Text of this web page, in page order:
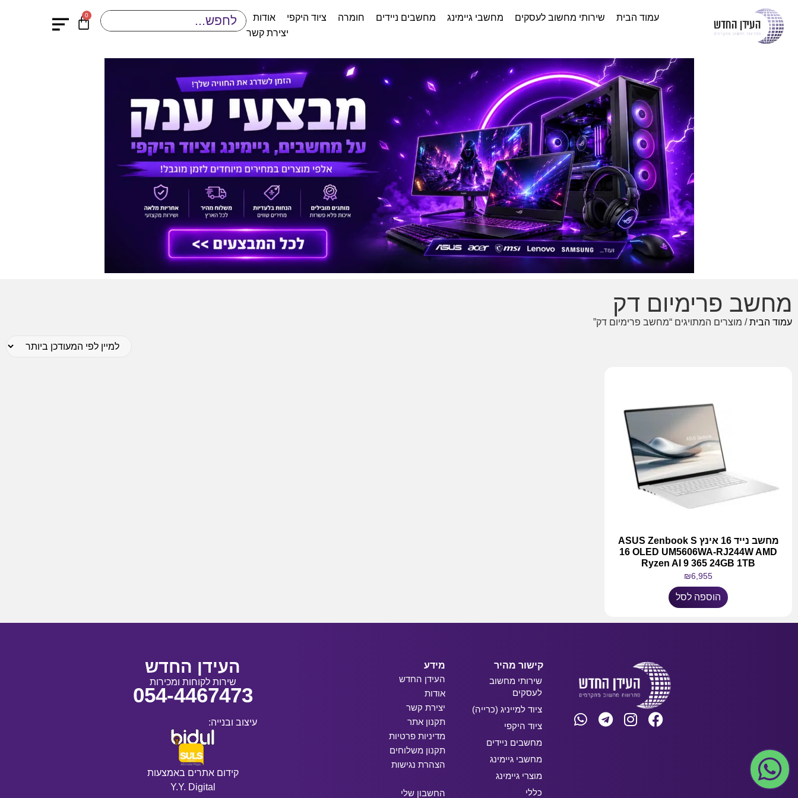
עמוד הבית שירותי מחשוב לעסקים מחשבי גיימינג מחשבים ניידים חומרה ציוד היקפי
אודות
יצירת קשר
0
מחשב פרימיום דק
עמוד הבית/ מוצרים המתויגים “מחשב פרימיום דק”
מחשב נייד 16 אינץ ASUS Zenbook S
16 OLED UM5606WA-RJ244W AMD
Ryzen AI 9 365 24GB 1TB
₪6,955
הוספה לסל
קישור מהיר
שירותי מחשוב
לעסקים
ציוד למייניג (כרייה)
ציוד היקפי
מחשבים ניידים
מחשבי גיימינג
מוצרי גיימינג
כללי
מידע
העידן החדש
אודות
יצירת קשר
תקנון אתר
מדיניות פרטיות
תקנון משלוחים
הצהרת נגישות
החשבון שלי
העידן החדש
שירות לקוחות ומכירות
054-4467473
עיצוב ובנייה:
קידום אתרים באמצעות
Y.Y. Digital